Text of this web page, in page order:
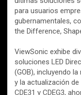
para usuarios
gubernamentales,
the Difference,
ViewSonic exhibe
soluciones LED
(GOB), incluyendo
y la actualización
CDE31 y CDEG3,